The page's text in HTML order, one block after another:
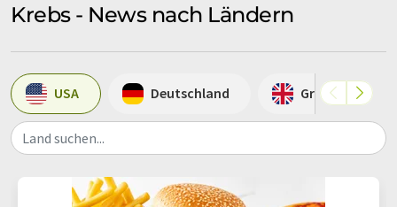
Krebs - News nach Ländern
USA Deutschland Großbritannien
Land suchen...